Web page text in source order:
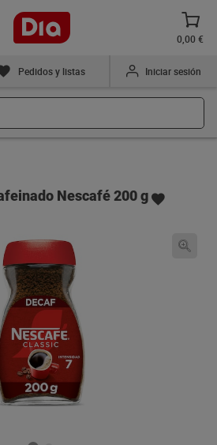
0,00 €
Pedidos y listas Iniciar sesión
Nescafé 200 g